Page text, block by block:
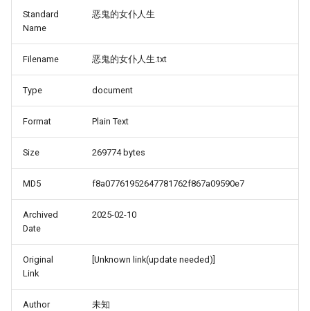
Standard
Name
恶鬼的女仆人生
Filename 恶鬼的女仆人生.txt
Type document
Format Plain Text
Size 269774 bytes
MD5 f8a07761952647781762f867a09590e7
Archived
Date
2025-02-10
Original
Link
[Unknown link(update needed)]
Author 未知